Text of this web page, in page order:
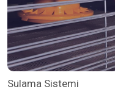
Sulama Sistemi